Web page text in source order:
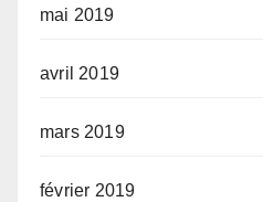
mai 2019
avril 2019
mars 2019
février 2019